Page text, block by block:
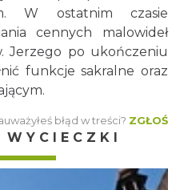
W ostatnim czasie
cennych malowideł
Jerzego po ukończeniu
funkcje sakralne oraz
błąd w treści? ZGŁOŚ